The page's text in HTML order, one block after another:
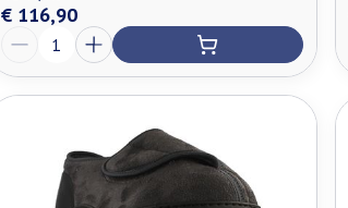
€ 116,90
Aantal